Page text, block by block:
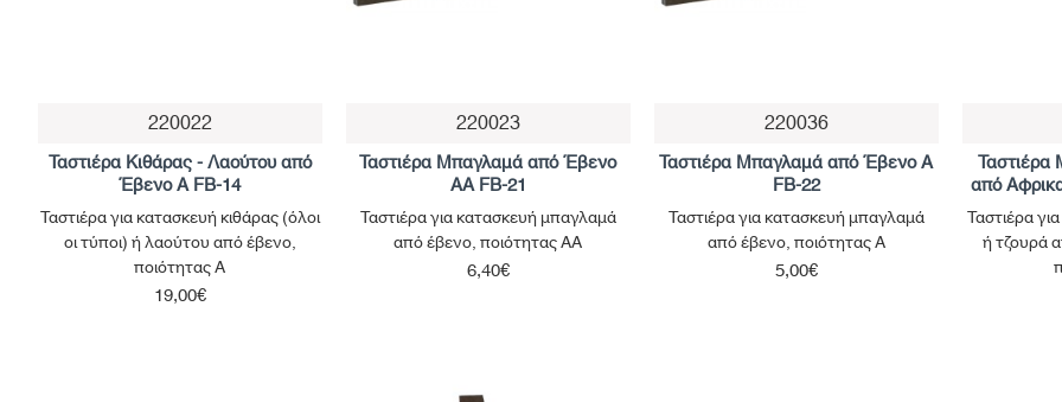
220022
Ταστιέρα Κιθάρας - Λαούτου από
Έβενο Α FB-14
Ταστιέρα για κατασκευή κιθάρας (όλοι
οι τύποι) ή λαούτου από έβενο,
ποιότητας Α
19,00€
220023
Ταστιέρα Μπαγλαμά από Έβενο
AΑ FB-21
Ταστιέρα για κατασκευή μπαγλαμά
από έβενο, ποιότητας ΑΑ
6,40€
220036
Ταστιέρα Μπαγλαμά από Έβενο A
FB-22
Ταστιέρα για κατασκευή μπαγλαμά
από έβενο, ποιότητας Α
5,00€
Ταστιέρα
από
Ταστιέρα
ή τζουρά